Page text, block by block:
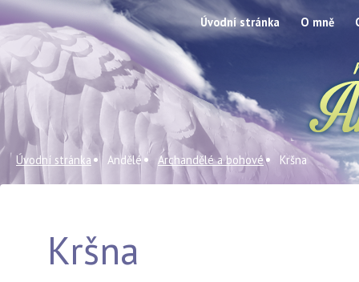
Úvodní stránka O mně
Úvodní stránka Andělé Archandělé a bohové Kršna
Kršna